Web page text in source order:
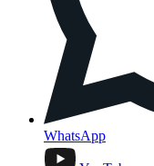
WhatsApp